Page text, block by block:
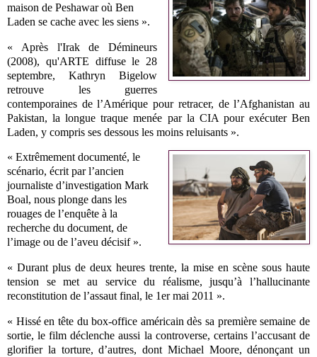
maison de Peshawar où Ben
Laden se cache avec les siens ».
« Après l'Irak de Démineurs
(2008), qu'ARTE diffuse le 28
septembre, Kathryn Bigelow
retrouve les guerres
contemporaines de l’Amérique pour retracer, de l’Afghanistan au
Pakistan, la longue traque menée par la CIA pour exécuter Ben
Laden, y compris ses dessous les moins reluisants ».
« Extrêmement documenté, le
scénario, écrit par l’ancien
journaliste d’investigation Mark
Boal, nous plonge dans les
rouages de l’enquête à la
recherche du document, de
l’image ou de l’aveu décisif ».
« Durant plus de deux heures trente, la mise en scène sous haute
tension se met au service du réalisme, jusqu’à l’hallucinante
reconstitution de l’assaut final, le 1er mai 2011 ».
« Hissé en tête du box-office américain dès sa première semaine de
sortie, le film déclenche aussi la controverse, certains l’accusant de
glorifier la torture, d’autres, dont Michael Moore, dénonçant un